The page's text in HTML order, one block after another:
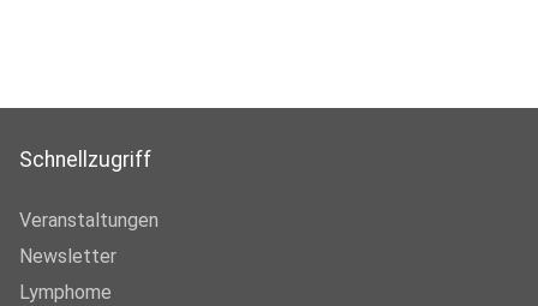
Schnellzugriff
Veranstaltungen
Newsletter
Lymphome